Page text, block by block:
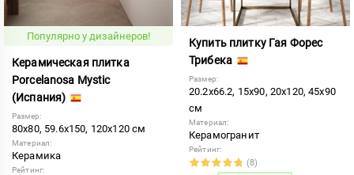
Популярно у дизайнеров!
Керамическая плитка
Porcelanosa Mystic
(Испания)
Размер:
80x80, 59.6x150, 120x120 см
Материал:
Керамика
Рейтинг:
Купить плитку Гая Форес
Трибека
Размер:
20.2x66.2, 15x90, 20x120, 45x90
см
Материал:
Керамогранит
Рейтинг:
(8)